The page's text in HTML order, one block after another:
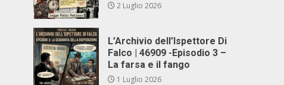
2 Luglio 2026
L’Archivio dell’Ispettore Di
Falco | 46909 -Episodio 3 –
La farsa e il fango
1 Luglio 2026